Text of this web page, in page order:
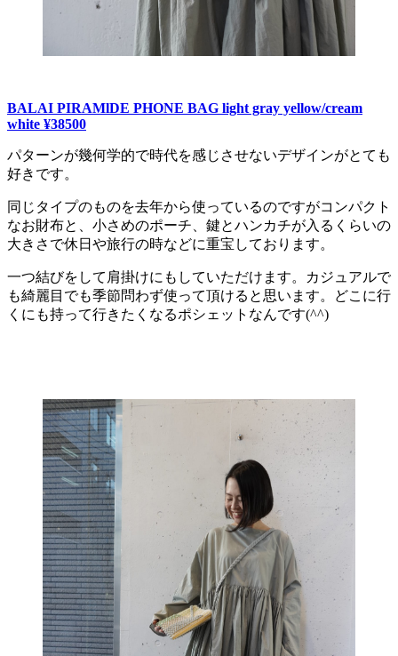
BALAI PIRAMlDE PHONE BAG light gray yellow/cream
white ¥38500
パターンが幾何学的で時代を感じさせないデザインがとても
好きです。
同じタイプのものを去年から使っているのですがコンパクト
なお財布と、小さめのポーチ、鍵とハンカチが入るくらいの
大きさで休日や旅行の時などに重宝しております。
一つ結びをして肩掛けにもしていただけます。カジュアルで
も綺麗目でも季節問わず使って頂けると思います。どこに行
くにも持って行きたくなるポシェットなんです(^^)